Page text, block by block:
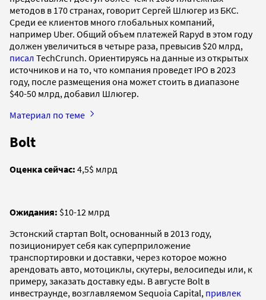
методов в 170 странах, говорит Сергей Шлюгер из БКС.
Среди ее клиентов много глобальных компаний,
например Uber. Общий объем платежей Rapyd в этом году
должен увеличиться в четыре раза, превысив $20 млрд,
писал TechCrunch. Ориентируясь на данные из открытых
источников и на то, что компания проведет IPO в 2023
году, после размещения она может стоить в диапазоне
$40-50 млрд, добавил Шлюгер.
Материал по теме
Bolt
Оценка сейчас: 4,5$ млрд
Ожидания: $10-12 млрд
Эстонский стартап Bolt, основанный в 2013 году,
позиционирует себя как суперприложение
транспортировки и доставки, через которое можно
арендовать авто, мотоциклы, скутеры, велосипеды или, к
примеру, заказать доставку еды. В августе Bolt в
инвестраунде, возглавляемом Sequoia Capital, привлек